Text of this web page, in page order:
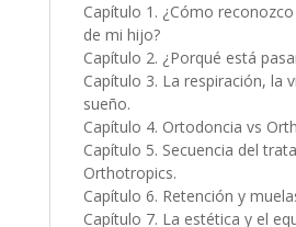
Capítulo 1. ¿Cómo
de mi hijo?
Capítulo 2. ¿Porqué está
Capítulo 3. La respiración, la
sueño.
Capítulo 4. Ortodoncia vs
Capítulo 5. Secuencia del
Orthotropics.
Capítulo 6. Retención y
Capítulo 7. La estética y el